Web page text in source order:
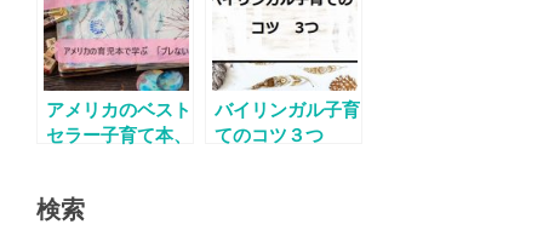
アメリカのベスト
セラー子育て本、
バイリンガル子育
てのコツ３つ
検索